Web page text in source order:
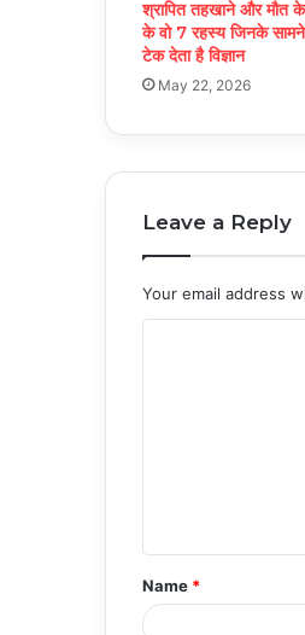
श्रापित तहखाने और मौत
के वो 7 रहस्य जिनके
टेक देता है विज्ञान
May 22, 2026
Leave a Reply
Your email address
t
*
Name *